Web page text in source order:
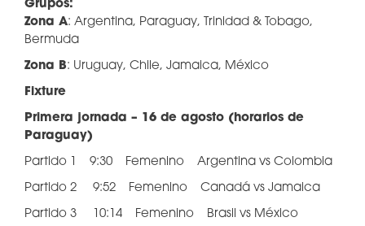
Grupos:
Zona A: Argentina, Paraguay, Trinidad & Tobago,
Bermuda
Zona B: Uruguay, Chile, Jamaica, México
Fixture
Primera jornada – 16 de agosto (horarios de
Paraguay)
Partido 1 9:30 Femenino Argentina vs Colombia
Partido 2 9:52 Femenino Canadá vs Jamaica
Partido 3 10:14 Femenino Brasil vs México